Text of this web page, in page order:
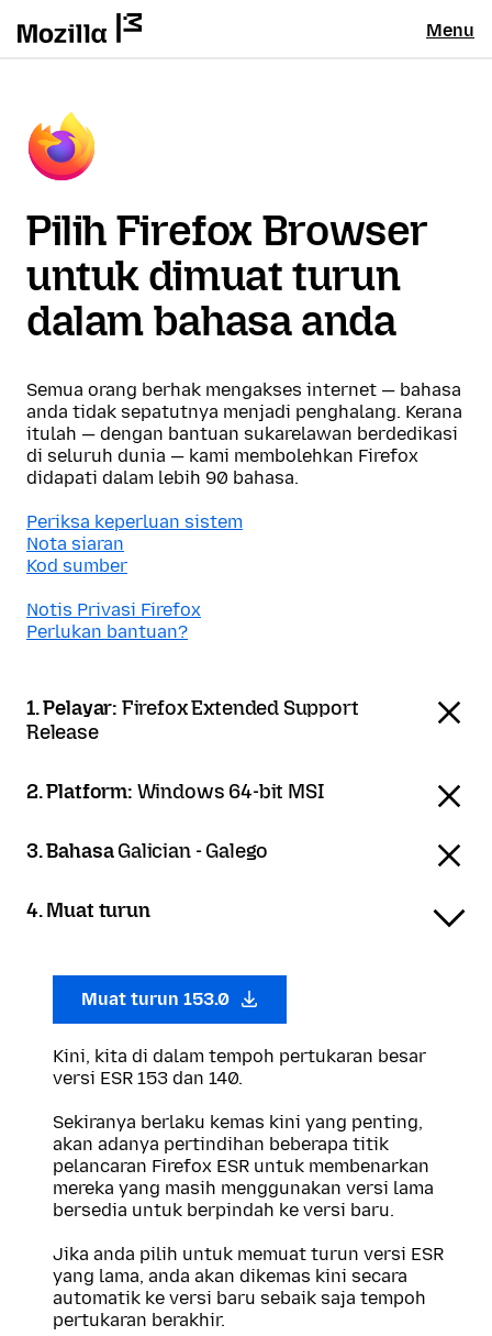
Menu
Pilih Firefox Browser
untuk dimuat turun
dalam bahasa anda
Semua orang berhak mengakses internet — bahasa
anda tidak sepatutnya menjadi penghalang. Kerana
itulah — dengan bantuan sukarelawan berdedikasi
di seluruh dunia — kami membolehkan Firefox
didapati dalam lebih 90 bahasa.
Periksa keperluan sistem
Nota siaran
Kod sumber
Notis Privasi Firefox
Perlukan bantuan?
1. Pelayar: Firefox Extended Support
Release
2. Platform: Windows 64-bit MSI
3. BahasaGalician - Galego
4. Muat turun
Muat turun 153.0
Kini, kita di dalam tempoh pertukaran besar
versi ESR 153 dan 140.
Sekiranya berlaku kemas kini yang penting,
akan adanya pertindihan beberapa titik
pelancaran Firefox ESR untuk membenarkan
mereka yang masih menggunakan versi lama
bersedia untuk berpindah ke versi baru.
Jika anda pilih untuk memuat turun versi ESR
yang lama, anda akan dikemas kini secara
automatik ke versi baru sebaik saja tempoh
pertukaran berakhir.